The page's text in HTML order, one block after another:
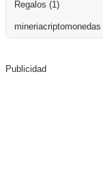
Regalos (1)
mineriacriptomonedas
Publicidad